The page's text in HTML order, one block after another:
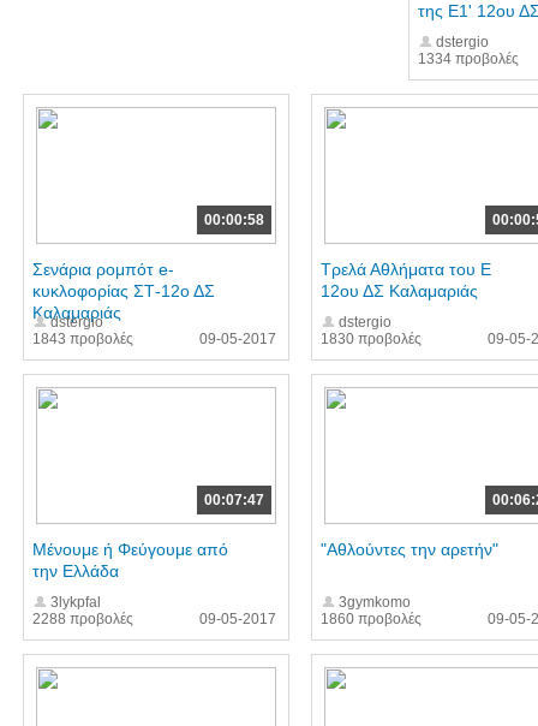
1334 προβολές
της Ε1' 12ου
dstergio
00:00:58
1843 προβολές
Σενάρια ρομπότ e-
κυκλοφορίας ΣΤ-12ο ΔΣ
Καλαμαριάς
dstergio
09-05-2017
1830 προβολές
Τρελά Αθλήματα του Ε
12ου ΔΣ Καλαμαριάς
dstergio
09-05-
00:07:47
2288 προβολές
Μένουμε ή Φεύγουμε από
την Ελλάδα
3lykpfal
09-05-2017
1860 προβολές
"Αθλούντες την αρετήν"
3gymkomo
09-05-